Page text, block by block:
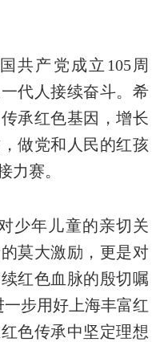
共产党成立105周
代人接续奋斗。希
承红色基因，增长
做党和人民的红孩
力赛。
少年儿童的亲切关
莫大激励，更是对
红色血脉的殷切嘱
步用好上海丰富红
色传承中坚定理想